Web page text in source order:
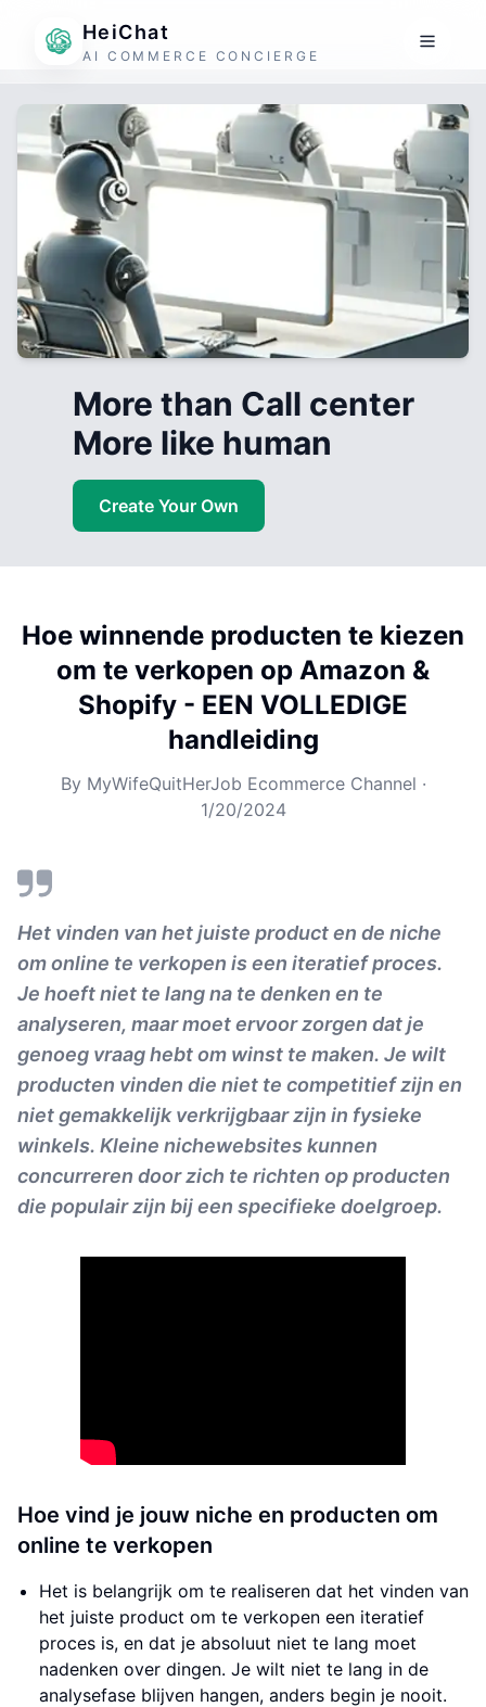
HeiChat
AI COMMERCE CONCIERGE
More than Call center
More like human
Create Your Own
Hoe winnende producten te kiezen
om te verkopen op Amazon &
Shopify - EEN VOLLEDIGE
handleiding
By MyWifeQuitHerJob Ecommerce Channel ·
1/20/2024
Het vinden van het juiste product en de niche
om online te verkopen is een iteratief proces.
Je hoeft niet te lang na te denken en te
analyseren, maar moet ervoor zorgen dat je
genoeg vraag hebt om winst te maken. Je wilt
producten vinden die niet te competitief zijn en
niet gemakkelijk verkrijgbaar zijn in fysieke
winkels. Kleine nichewebsites kunnen
concurreren door zich te richten op producten
die populair zijn bij een specifieke doelgroep.
Hoe vind je jouw niche en producten om
online te verkopen
Het is belangrijk om te realiseren dat het vinden van
het juiste product om te verkopen een iteratief
proces is, en dat je absoluut niet te lang moet
nadenken over dingen. Je wilt niet te lang in de
analysefase blijven hangen, anders begin je nooit.